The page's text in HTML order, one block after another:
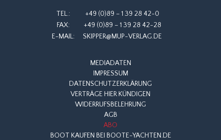
TEL.:
+49 (0)89 – 1 39 28 42-0
FAX:
+49 (0)89 – 1 39 28 42-28
E-MAIL:
SKIPPER@MUP-VERLAG.DE
MEDIADATEN
IMPRESSUM
DATENSCHUTZERKLÄRUNG
VERTRÄGE HIER KÜNDIGEN
WIDERRUFSBELEHRUNG
AGB
ABO
BOOT KAUFEN BEI BOOTE-YACHTEN.DE